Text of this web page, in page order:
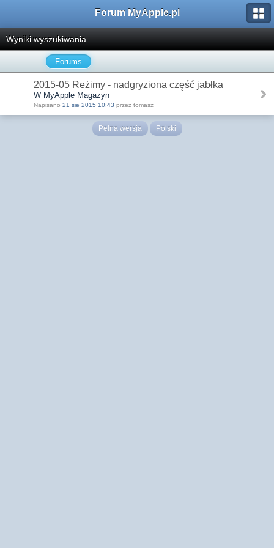
Forum MyApple.pl
Wyniki wyszukiwania
Forums
2015-05 Reżimy - nadgryziona część jabłka
W MyApple Magazyn
Napisano 21 sie 2015 10:43 przez tomasz
Pełna wersja Polski